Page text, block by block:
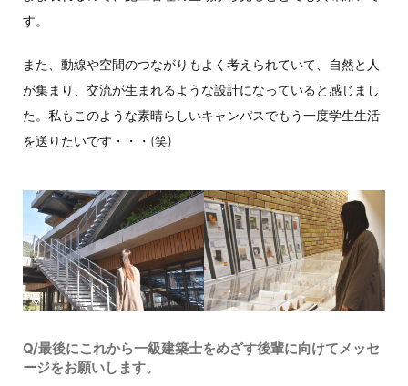
す。
また、動線や空間のつながりもよく考えられていて、自然と人
が集まり、交流が生まれるような設計になっていると感じまし
た。私もこのような素晴らしいキャンパスでもう一度学生生活
を送りたいです・・・(笑)
Q/最後にこれから一級建築士をめざす後輩に向けてメッセ
ージをお願いします。